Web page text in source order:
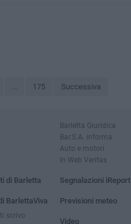
... 175 Successiva
di Barletta
BarlettaViva
scrivo
Barletta Giuridica
Bar.S.A. informa
Auto e motori
In Web Veritas
Segnalazioni iReport
Previsioni meteo
Video